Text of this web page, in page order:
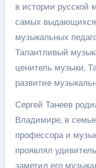
в истории
самых выдающихся
музыкальных
Талантливый
ценитель музыки,
развитие
Сергей Танеев
Владимире, в семье
профессора и
проявлял
заметил его